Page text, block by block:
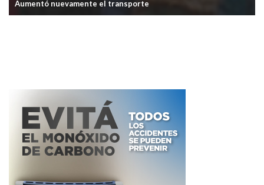
Aumentó nuevamente el transporte